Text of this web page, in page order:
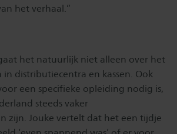
het verhaal.”
het natuurlijk niet alleen over het
distributiecentra en kassen. Ook
een specifieke opleiding nodig is,
steeds vaker
zijn. Jouke vertelt dat het een tijdje